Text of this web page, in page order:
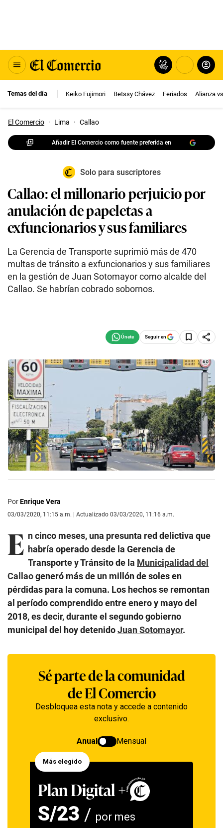
Temas del día Keiko Fujimori Betssy Chávez Feriados Alianza
El Comercio · Lima · Callao
Añadir El Comercio como fuente preferida en
Solo para suscriptores
Callao: el millonario perjuicio por
anulación de papeletas a
exfuncionarios y sus familiares
La Gerencia de Transporte suprimió más de 470
multas de tránsito a exfuncionarios y sus familiares
en la gestión de Juan Sotomayor como alcalde del
Callao. Se habrían cobrado sobornos.
Seguir en
PorEnrique Vera
03/03/2020, 11:15 a.m. | Actualizado 03/03/2020, 11:16 a.m.
E n cinco meses, una presunta red delictiva que
habría operado desde la Gerencia de
Transporte y Tránsito de la Municipalidad del
Callaogeneró más de un millón de soles en
pérdidas para la comuna. Los hechos se remontan
al período comprendido entre enero y mayo del
2018, es decir, durante el segundo gobierno
municipal del hoy detenidoJuan Sotomayor.